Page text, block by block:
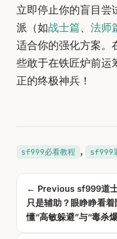
立即停止你的盲目尝
派（如战士篇、 法师
适合你的强化方案。
些敢于在铁匠炉前运
正的终极神兵！
sf999必看教程 , sf999
← Previous sf999道
只是辅助？眼睁睁看
懂“高敏躲避”与“毒杀